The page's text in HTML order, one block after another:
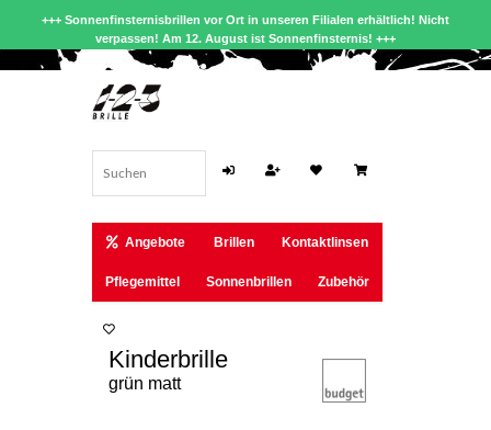
+++ Sonnenfinsternisbrillen vor Ort in unseren Filialen erhältlich! Nicht
verpassen! Am 12. August ist Sonnenfinsternis! +++
Angebote Brillen Kontaktlinsen
Pflegemittel Sonnenbrillen Zubehör
Kinderbrille
grün matt